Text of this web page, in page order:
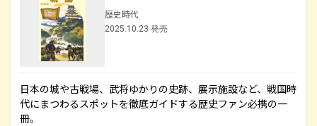
歴史時代
2025.10.23 発売
日本の城や古戦場、武将ゆかりの史跡、展示施設など、戦国時
代にまつわるスポットを徹底ガイドする歴史ファン必携の一
冊。